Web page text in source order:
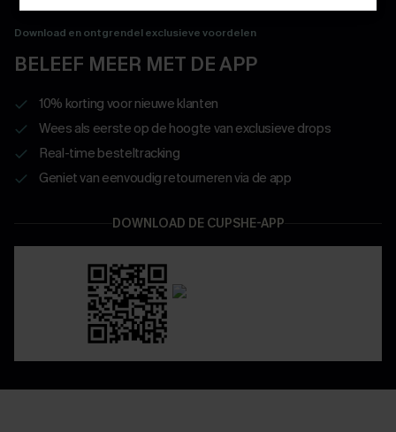
Download en ontgrendel exclusieve voordelen
BELEEF MEER MET DE APP
10% korting voor nieuwe klanten
Wees als eerste op de hoogte van exclusieve drops
Real-time besteltracking
Geniet van eenvoudig retourneren via de app
DOWNLOAD DE CUPSHE-APP